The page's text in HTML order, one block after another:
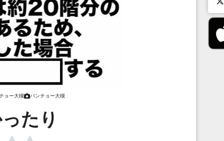
ョー大槻 バンチョー大槻
たり